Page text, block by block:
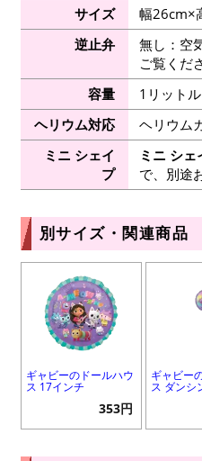
サイズ
幅26cm×
逆止弁
無し：空
ご覧くだ
容量
1リットル
ヘリウム対応
ヘリウム
ミニ シェイ
プ
ミニ シェ
で、別途
別サイズ・関連商品
ギャビーのドールハウ
ス 17インチ
353円
ギャビー
ス ダンシ